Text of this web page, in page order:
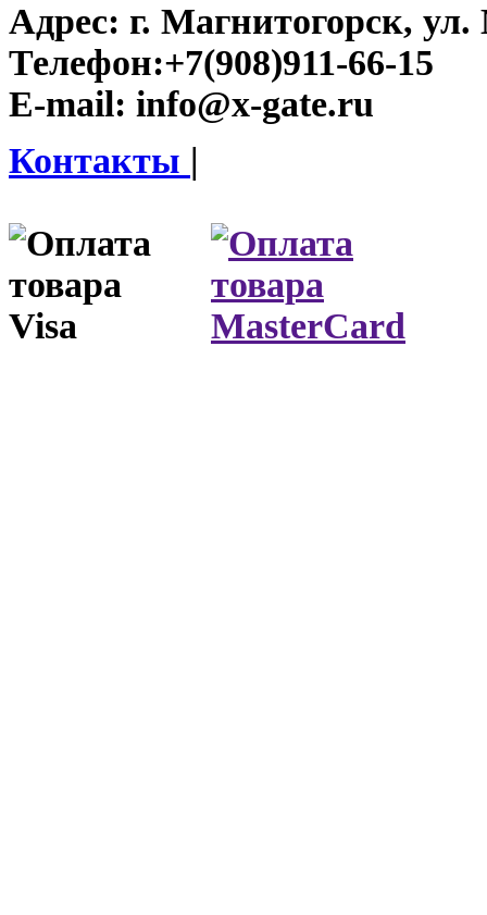
Адрес: г. Магнитогорск, ул.
Телефон:+7(908)911-66-15
E-mail: info@x-gate.ru
Контакты |